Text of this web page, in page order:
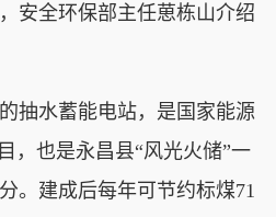
安全环保部主任葸栋山介绍
水蓄能电站，是国家能源
，也是永昌县“风光火储”一
。建成后每年可节约标煤71